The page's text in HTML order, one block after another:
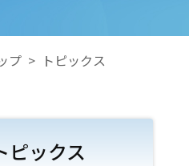
プ > トピックス
ピックス